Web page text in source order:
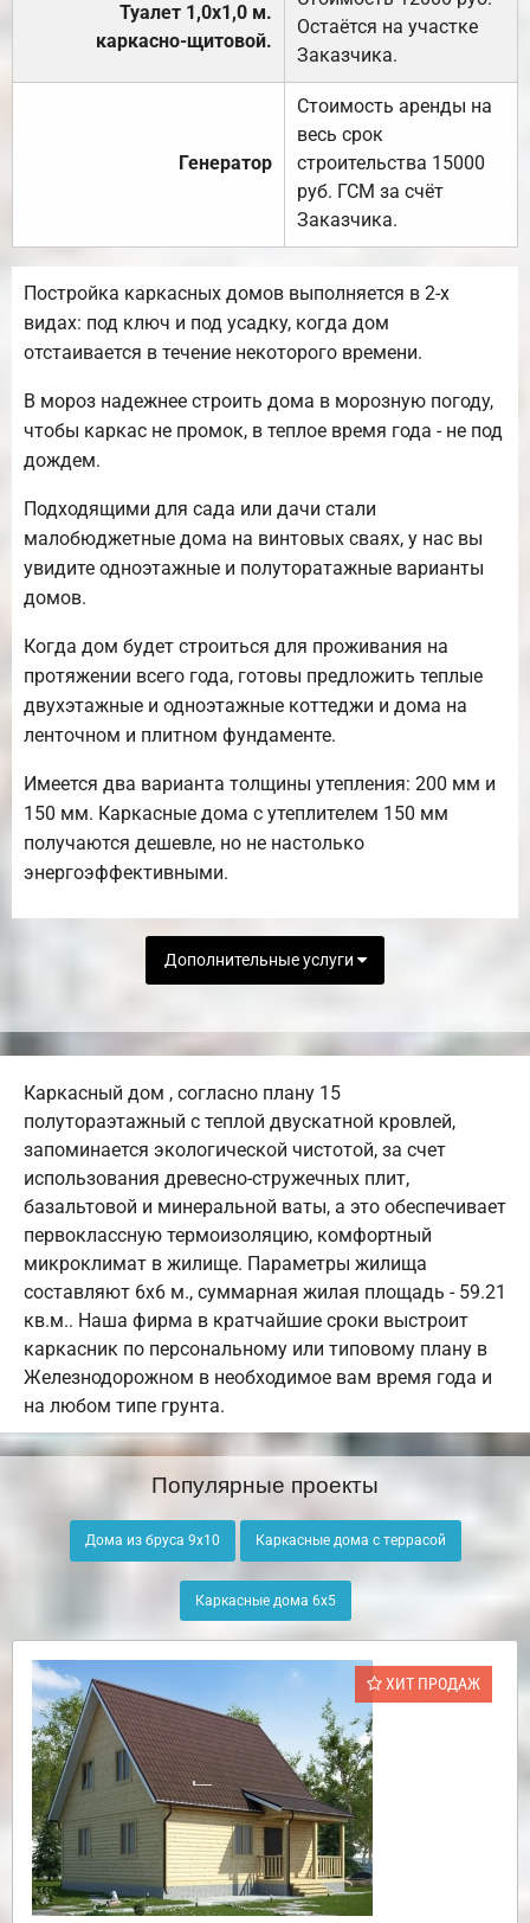
Туалет 1,0х1,0 м.
каркасно-щитовой.
Остаётся на участке
Заказчика.
Генератор
Стоимость аренды на
весь срок
строительства 15000
руб. ГСМ за счёт
Заказчика.
Постройка каркасных домов выполняется в 2-х
видах: под ключ и под усадку, когда дом
отстаивается в течение некоторого времени.
В мороз надежнее строить дома в морозную погоду,
чтобы каркас не промок, в теплое время года - не под
дождем.
Подходящими для сада или дачи стали
малобюджетные дома на винтовых сваях, у нас вы
увидите одноэтажные и полуторатажные варианты
домов.
Когда дом будет строиться для проживания на
протяжении всего года, готовы предложить теплые
двухэтажные и одноэтажные коттеджи и дома на
ленточном и плитном фундаменте.
Имеется два варианта толщины утепления: 200 мм и
150 мм. Каркасные дома с утеплителем 150 мм
получаются дешевле, но не настолько
энергоэффективными.
Дополнительные услуги
Каркасный дом , согласно плану 15
полутораэтажный с теплой двускатной кровлей,
запоминается экологической чистотой, за счет
использования древесно-стружечных плит,
базальтовой и минеральной ваты, а это обеспечивает
первоклассную термоизоляцию, комфортный
микроклимат в жилище. Параметры жилища
составляют 6х6 м., суммарная жилая площадь - 59.21
кв.м.. Наша фирма в кратчайшие сроки выстроит
каркасник по персональному или типовому плану в
Железнодорожном в необходимое вам время года и
на любом типе грунта.
Популярные проекты
Дома из бруса 9х10 Каркасные дома с террасой
Каркасные дома 6х5
ХИТ ПРОДАЖ